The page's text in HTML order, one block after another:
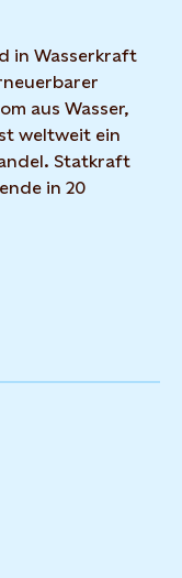
in Wasserkraft
aus Wasser,
weltweit ein
Statkraft
in 20